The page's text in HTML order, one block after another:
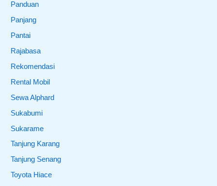
Panduan
Panjang
Pantai
Rajabasa
Rekomendasi
Rental Mobil
Sewa Alphard
Sukabumi
Sukarame
Tanjung Karang
Tanjung Senang
Toyota Hiace